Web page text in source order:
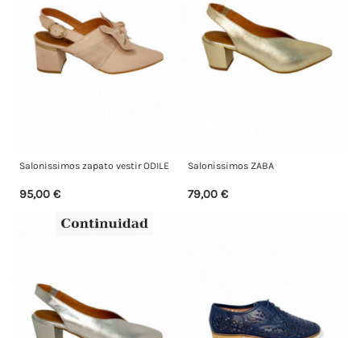
Salonissimos zapato vestir ODILE
95,00 €
Salonissimos ZABA
79,00 €